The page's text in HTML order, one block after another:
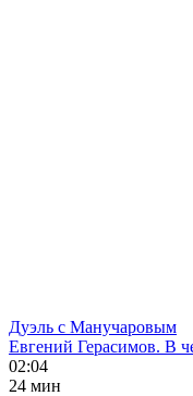
Дуэль с Манучаровым
Евгений Герасимов. В
02:04
24 мин